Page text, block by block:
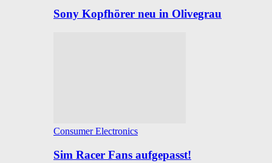
Sony Kopfhörer neu in Olivegrau
Consumer Electronics
Sim Racer Fans aufgepasst!